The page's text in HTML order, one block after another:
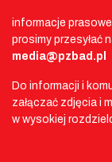
informacje
prosimy przesyłać
media@pzbad.pl
Do informacji i
załączać zdjęcia i
w wysokiej